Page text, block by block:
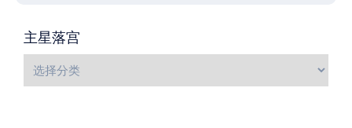
主星落宫